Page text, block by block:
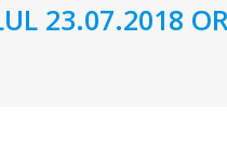
23.07.2018